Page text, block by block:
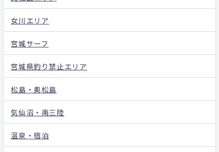
女川エリア
宮城サーフ
宮城県釣り禁止エリア
松島・奥松島
気仙沼・南三陸
温泉・宿泊